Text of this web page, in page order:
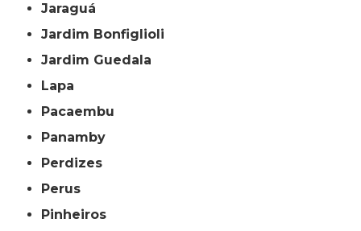
Jaraguá
Jardim Bonfiglioli
Jardim Guedala
Lapa
Pacaembu
Panamby
Perdizes
Perus
Pinheiros